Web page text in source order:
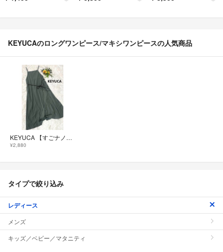
KEYUCAのロングワンピース/マキシワンピースの人気商品
KEYUCA 【すごナノ撥水】タンブラータフタキャミワンピース
¥2,880
タイプで絞り込み
レディース
メンズ
キッズ／ベビー／マタニティ